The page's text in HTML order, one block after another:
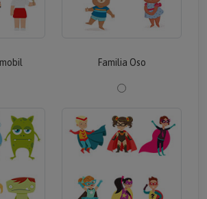
Familia Oso